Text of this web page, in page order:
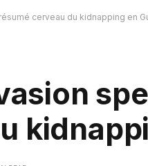
cerveau du kidnapping en